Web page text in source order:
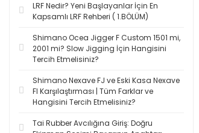
LRF Nedir? Yeni Başlayanlar İçin En
Kapsamlı LRF Rehberi ( 1.BÖLÜM)
Shimano Ocea Jigger F Custom 1501 mi,
2001 mi? Slow Jigging İçin Hangisini
Tercih Etmelisiniz?
Shimano Nexave FJ ve Eski Kasa Nexave
FI Karşılaştırması | Tüm Farklar ve
Hangisini Tercih Etmelisiniz?
Tai Rubber Avcılığına Giriş: Doğru